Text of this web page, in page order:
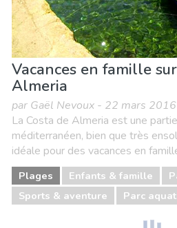
Vacances en famille
Almeria
par Gaël Nevoux - 22 mars 2016
La Costa de Almeria est une
méditerranéen, bien que très
idéale pour des vacances en
Plages Enfants & famille
Sports & aventure
Parc